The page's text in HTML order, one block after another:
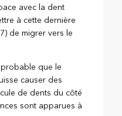
avec la dent
à cette dernière
de migrer vers le
probable que le
causer des
de dents du côté
sont apparues à